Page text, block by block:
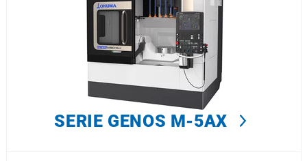
SERIE GENOS M-5AX